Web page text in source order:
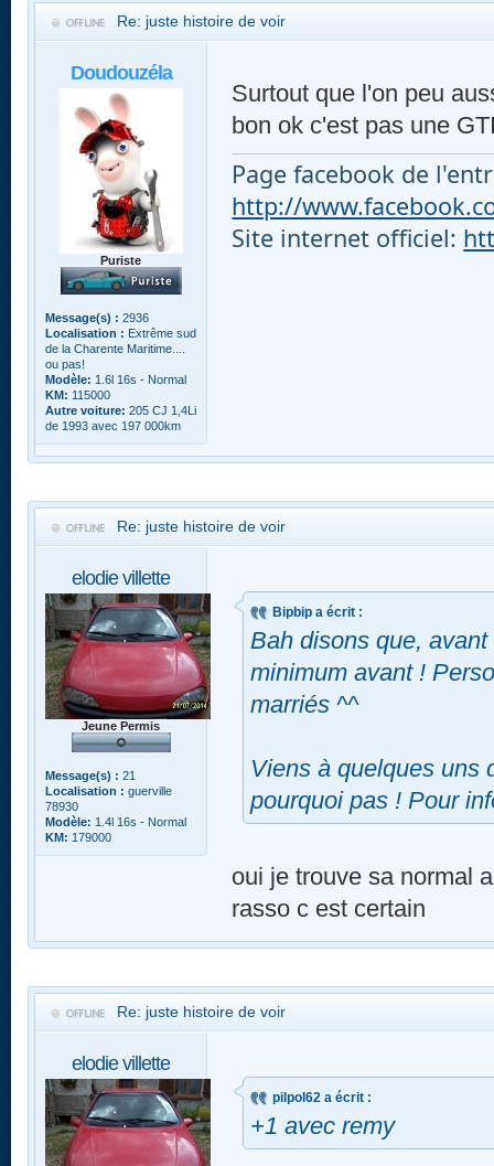
Re: juste histoire de voir
Doudouzéla
Puriste
Message(s) : 2936
Localisation : Extrême sud
de la Charente Maritime....
ou pas!
Modèle: 1.6l 16s - Normal
KM: 115000
Autre voiture: 205 CJ 1,4Li
de 1993 avec 197 000km
Surtout que l'on peu
bon ok c'est pas une
Page facebook de
http://
Site internet officiel:
Re: juste histoire de voir
elodie villette
Jeune Permis
Message(s) : 21
Localisation : guerville
78930
Modèle: 1.4l 16s - Normal
KM: 179000
Bipbip a écrit :
Bah disons que,
minimum avant !
marriés ^^
Viens à quelques uns
pourquoi pas ! Pour
oui je trouve sa normal
rasso c est certain
Re: juste histoire de voir
elodie villette
pilpol62 a écrit :
+1 avec remy